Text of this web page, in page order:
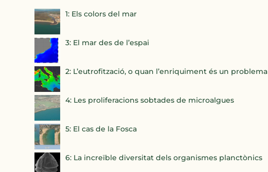
1: Els colors del mar
3: El mar des de l’espai
2: L’eutrofització, o quan l’enriquiment és un problema
4: Les proliferacions sobtades de microalgues
5: El cas de la Fosca
6: La increïble diversitat dels organismes planctònics